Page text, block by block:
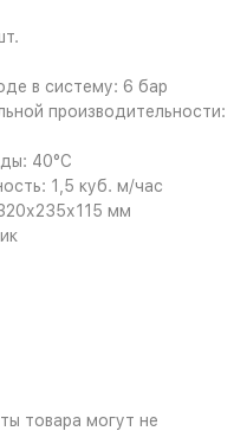
в систему: 6 бар
производительности:
40°С
1,5 куб. м/час
мм
товара могут не